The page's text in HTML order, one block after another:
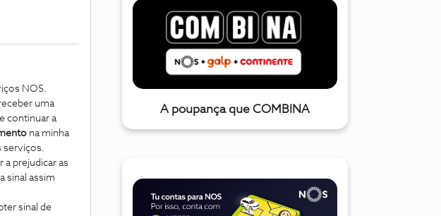
NOS.
uma
continuar a
na minha
serviços.
a prejudicar as
sinal assim
sinal de
A poupança que COMBINA